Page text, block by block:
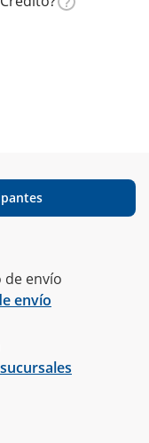
de envío
envío